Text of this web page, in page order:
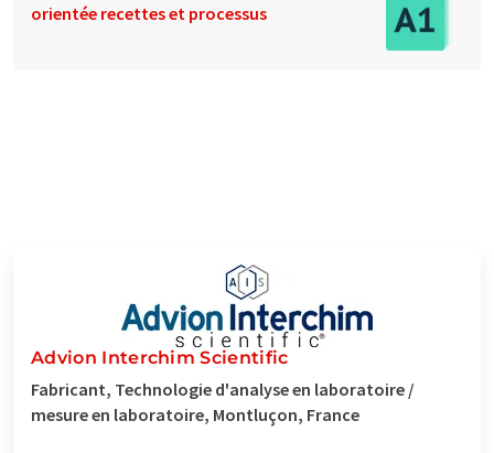
orientée recettes et processus
Advion Interchim Scientific
Fabricant, Technologie d'analyse en laboratoire /
mesure en laboratoire, Montluçon, France